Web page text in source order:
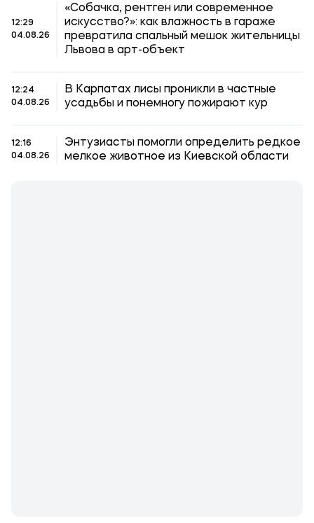
12:29
04.08.26
«Собачка, рентген или современное
искусство?»: как влажность в гараже
превратила спальный мешок жительницы
Львова в арт-объект
12:24
04.08.26
В Карпатах лисы проникли в частные
усадьбы и понемногу пожирают кур
12:16
04.08.26
Энтузиасты помогли определить редкое
мелкое животное из Киевской области